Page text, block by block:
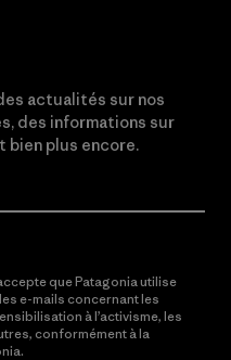
actualités sur nos
des informations sur
bien plus encore.
que Patagonia utilise
e-mails concernant les
à l’activisme, les
conformément à la